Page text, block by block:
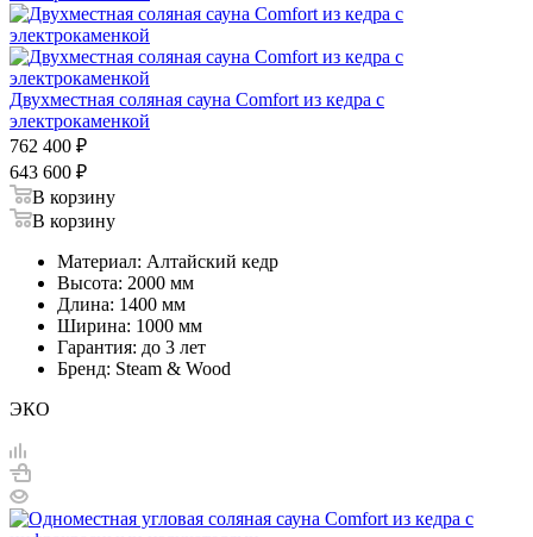
Двухместная соляная сауна Comfort из кедра с
электрокаменкой
762 400 ₽
643 600 ₽
В корзину
В корзину
Материал: Алтайский кедр
Высота: 2000 мм
Длина: 1400 мм
Ширина: 1000 мм
Гарантия: до 3 лет
Бренд: Steam & Wood
ЭКО